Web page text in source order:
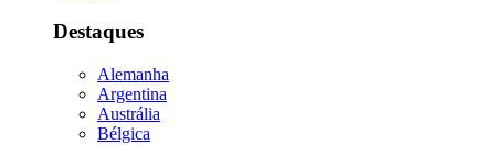
Destaques
Alemanha
Argentina
Austrália
Bélgica